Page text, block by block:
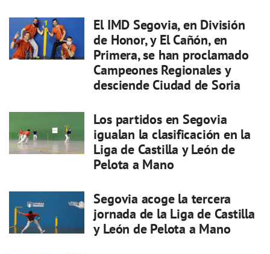
El IMD Segovia, en División
de Honor, y El Cañón, en
Primera, se han proclamado
Campeones Regionales y
desciende Ciudad de Soria
Los partidos en Segovia
igualan la clasificación en la
Liga de Castilla y León de
Pelota a Mano
Segovia acoge la tercera
jornada de la Liga de Castilla
y León de Pelota a Mano